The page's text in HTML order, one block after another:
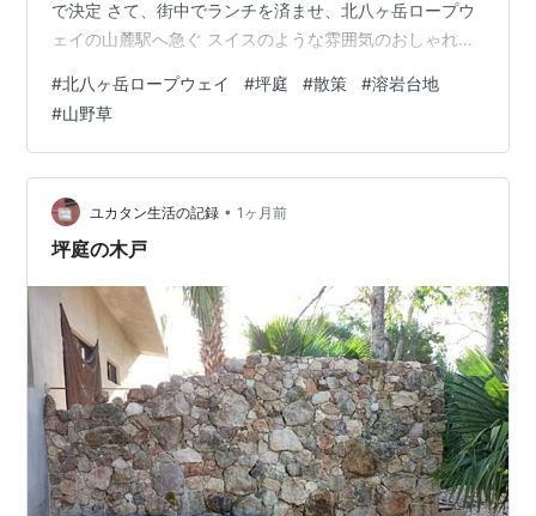
で決定 さて、街中でランチを済ませ、北八ヶ岳ロープウ
ェイの山麓駅へ急ぐ スイスのような雰囲気のおしゃれな
で、その花鉢が沢山スタンバイしていた 駐車料金は無料
で、ロープウェイ往復運賃は大人・２６００円（乗車時
間約７分） 山頂駅からの最終便時刻を調べ、乗車券を購
入し乗車（２０分間隔で運行） 梅雨時の平日で、午後と
いう事もあり、スムーズに乗車（１４：２０発） 山頂駅
（坪庭駅）が見えてきて下車…
#北八ヶ岳ロープウェイ #坪庭 #散策 #溶岩台地
#山野草
ユカタン生活の記録 • 1ヶ月前
坪庭の木戸